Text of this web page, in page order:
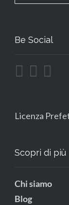
Be Social
Licenza
Scopri di più
Chi siamo
Blog